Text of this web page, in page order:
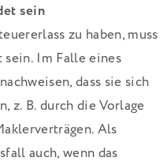
sein
zu haben, muss
Im Falle eines
dass sie sich
z. B. durch die Vorlage
Als
auch, wenn das